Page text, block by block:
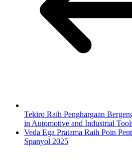
Tekiro Raih Penghargaan
in Automotive and Industrial
Veda Ega Pratama Raih Poin
Spanyol 2025